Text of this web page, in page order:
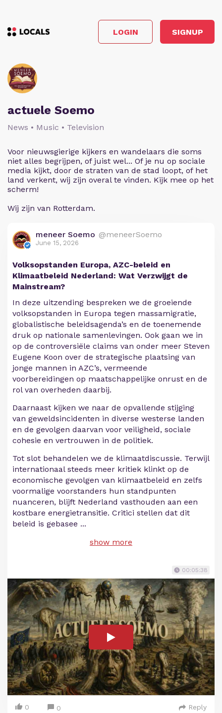
LOGIN SIGNUP
actuele Soemo
News • Music • Television
Voor nieuwsgierige kijkers en wandelaars die soms
niet alles begrijpen, of juist wel... Of je nu op sociale
media kijkt, door de straten van de stad loopt, of het
land verkent, wij zijn overal te vinden. Kijk mee op het
scherm!
Wij zijn van Rotterdam.
meneer Soemo @meneerSoemo
June 15, 2026
Volksopstanden Europa, AZC-beleid en
Klimaatbeleid Nederland: Wat Verzwijgt de
Mainstream?
In deze uitzending bespreken we de groeiende
volksopstanden in Europa tegen massamigratie,
globalistische beleidsagenda’s en de toenemende
druk op nationale samenlevingen. Ook gaan we in
op de controversiële claims van onder meer Steven
Eugene Koon over de strategische plaatsing van
jonge mannen in AZC’s, vermeende
voorbereidingen op maatschappelijke onrust en de
rol van overheden daarbij.
Daarnaast kijken we naar de opvallende stijging
van geweldsincidenten in diverse westerse landen
en de gevolgen daarvan voor veiligheid, sociale
cohesie en vertrouwen in de politiek.
Tot slot behandelen we de klimaatdiscussie. Terwijl
internationaal steeds meer kritiek klinkt op de
economische gevolgen van klimaatbeleid en zelfs
voormalige voorstanders hun standpunten
nuanceren, blijft Nederland vasthouden aan een
kostbare energietransitie. Critici stellen dat dit
beleid is gebasee ...
show more
00:05:38
0 0 Reply